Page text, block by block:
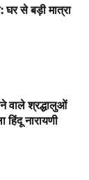
घर से बड़ी मात्रा
वाले श्रद्धालुओं
हिंदू नारायणी